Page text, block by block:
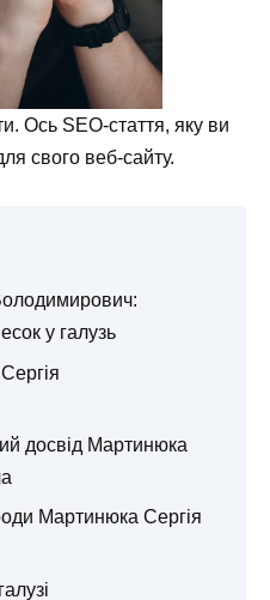
Ось SEO-стаття, яку ви
свого веб-сайту.
у галузь
досвід Мартинюка
Мартинюка Сергія